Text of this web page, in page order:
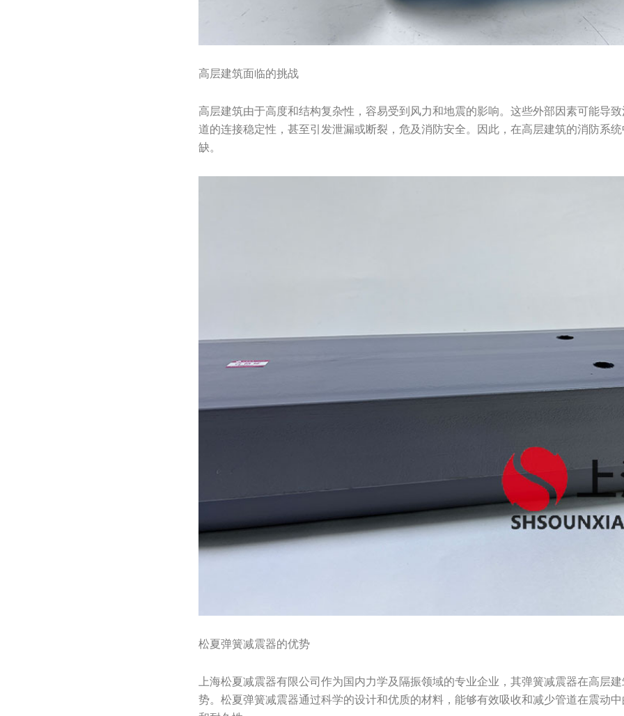
高层建筑面临的挑战
高层建筑由于高度和结构复杂性，容易受到风力和地震的影响。这些外部因素可能导
道的连接稳定性，甚至引发泄漏或断裂，危及消防安全。因此，在高层建筑的消防系
缺。
松夏弹簧减震器的优势
上海松夏减震器有限公司作为国内力学及隔振领域的专业企业，其弹簧减震器在高层
势。松夏弹簧减震器通过科学的设计和优质的材料，能够有效吸收和减少管道在震动